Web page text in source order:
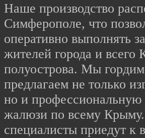
Наше производство
Симферополе, что
оперативно выполнять
жителей города и всего
полуострова. Мы
предлагаем не только
но и профессиональную
жалюзи по всему
специалисты приедут к